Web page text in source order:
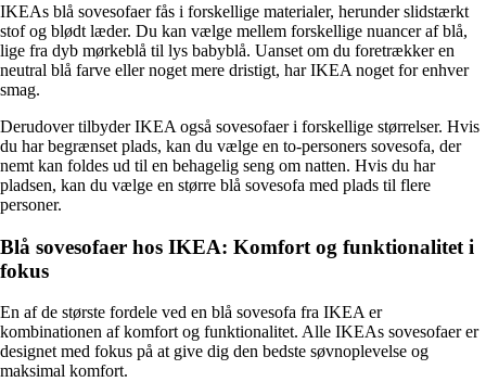
IKEAs blå sovesofaer fås i forskellige materialer, herunder slidstærkt
stof og blødt læder. Du kan vælge mellem forskellige nuancer af blå,
lige fra dyb mørkeblå til lys babyblå. Uanset om du foretrækker en
neutral blå farve eller noget mere dristigt, har IKEA noget for enhver
smag.
Derudover tilbyder IKEA også sovesofaer i forskellige størrelser. Hvis
du har begrænset plads, kan du vælge en to-personers sovesofa, der
nemt kan foldes ud til en behagelig seng om natten. Hvis du har
pladsen, kan du vælge en større blå sovesofa med plads til flere
personer.
Blå sovesofaer hos IKEA: Komfort og funktionalitet i
fokus
En af de største fordele ved en blå sovesofa fra IKEA er
kombinationen af komfort og funktionalitet. Alle IKEAs sovesofaer er
designet med fokus på at give dig den bedste søvnoplevelse og
maksimal komfort.